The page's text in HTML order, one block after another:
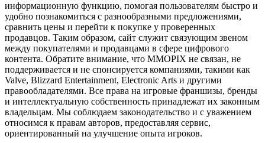
информационную функцию, помогая пользователям быстро и
удобно познакомиться с разнообразными предложениями,
сравнить цены и перейти к покупке у проверенных
продавцов. Таким образом, сайт служит связующим звеном
между покупателями и продавцами в сфере цифрового
контента. Обратите внимание, что MMOPIX не связан, не
поддерживается и не спонсируется компаниями, такими как
Valve, Blizzard Entertainment, Electronic Arts и другими
правообладателями. Все права на игровые франшизы, бренды
и интеллектуальную собственность принадлежат их законным
владельцам. Мы соблюдаем законодательство и с уважением
относимся к правам авторов, предоставляя сервис,
ориентированный на улучшение опыта игроков.